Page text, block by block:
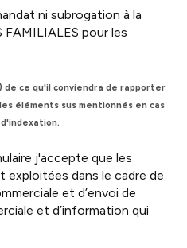
ni subrogation à la
FAMILIALES pour les
ce qu'il conviendra de rapporter
éléments sus mentionnés en cas
j'accepte que les
exploitées dans le cadre de
et d’envoi de
et d’information qui